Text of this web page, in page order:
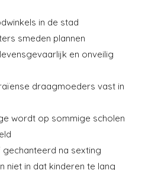
in de stad
smeden plannen
en onveilig
draagmoeders vast in
wordt op sommige scholen
na sexting
niet in dat kinderen te lang